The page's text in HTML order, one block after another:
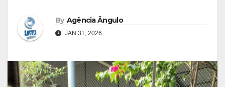
By Agência Ângulo
JAN 31, 2026